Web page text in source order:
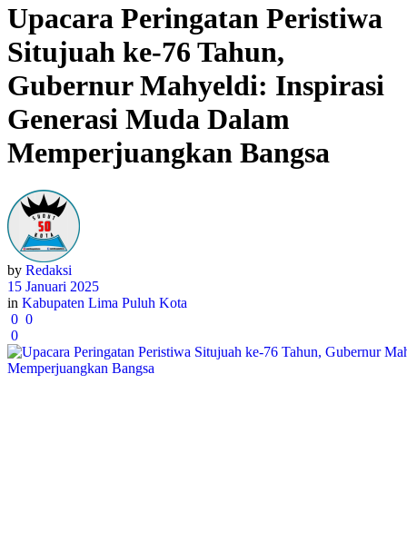
Upacara Peringatan Peristiwa
Situjuah ke-76 Tahun,
Gubernur Mahyeldi: Inspirasi
Generasi Muda Dalam
Memperjuangkan Bangsa
by Redaksi
15 Januari 2025
in Kabupaten Lima Puluh Kota
0 0
0